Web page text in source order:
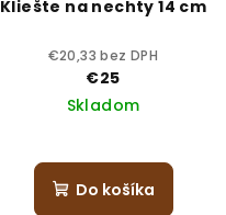
Kliešte na nechty 14 cm
€20,33 bez DPH
€25
Skladom
Do košíka